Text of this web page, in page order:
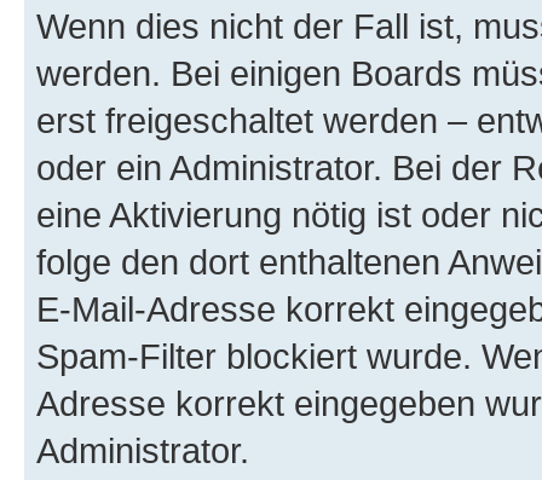
Wenn dies nicht der Fall ist,
werden. Bei einigen Boards
erst freigeschaltet werden –
oder ein Administrator. Bei der
eine Aktivierung nötig ist oder
folge den dort enthaltenen
E-Mail-Adresse korrekt
Spam-Filter blockiert wurde.
Adresse korrekt eingegeben
Administrator.